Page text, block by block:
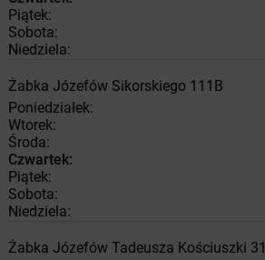
Piątek:
Sobota:
Niedziela:
Żabka Józefów Sikorskiego 111B
Poniedziałek:
Wtorek:
Środa:
Czwartek:
Piątek:
Sobota:
Niedziela:
Żabka Józefów Tadeusza Kościuszki 31